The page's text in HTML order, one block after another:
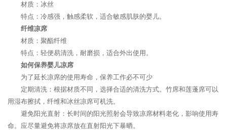
材质：冰丝
特点：冷感强，触感柔软，适合敏感肌肤的婴儿。
纤维凉席
材质：聚酯纤维
特点：轻便易清洗，耐磨损，适合外出使用。
如何保养婴儿凉席
为了延长凉席的使用寿命，保养工作必不可少
定期清洗：根据材质不同，选择合适的清洗方式。竹席和莲蓬席可以
用湿布擦拭，纤维和冰丝凉席可机洗。
避免阳光直射：长时间的阳光照射会导致凉席材料老化，影响使用寿
命。应尽量避免将凉席放在直射阳光下暴晒。